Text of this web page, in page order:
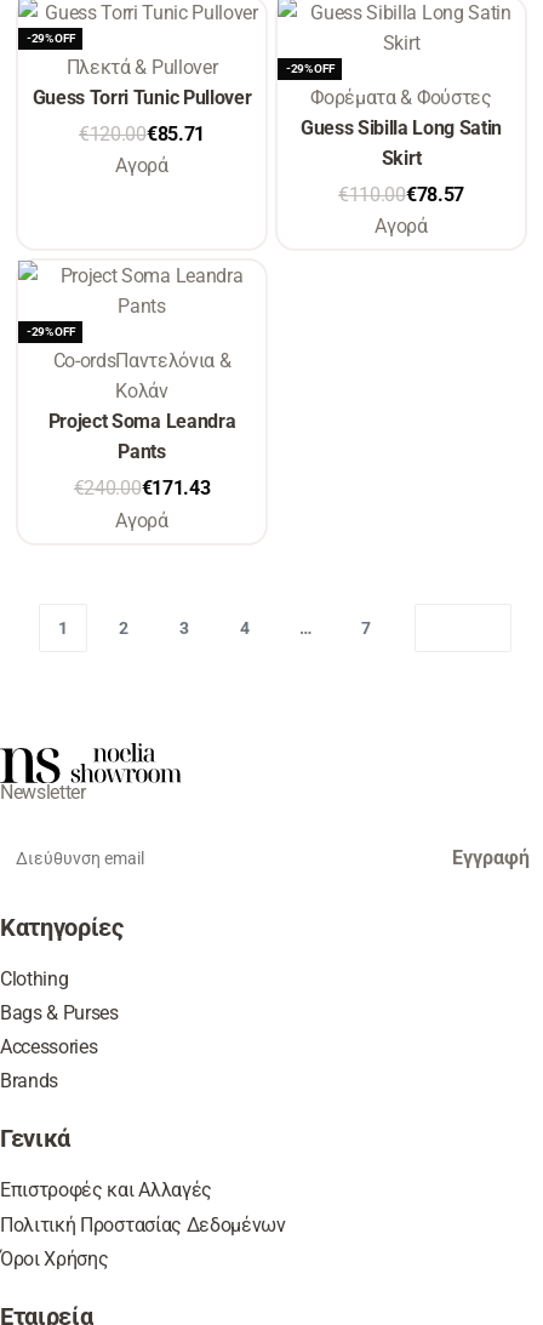
-29% OFF
Πλεκτά & Pullover
Guess Torri Tunic Pullover
€120.00€85.71
Αγορά
-29% OFF
Φορέματα & Φούστες
Guess Sibilla Long Satin
Skirt
€110.00€78.57
Αγορά
-29% OFF
Co-ordsΠαντελόνια &
Κολάν
Project Soma Leandra
Pants
€240.00€171.43
Αγορά
1 2 3 4 … 7
Newsletter
Εγγραφή
Κατηγορίες
Clothing
Bags & Purses
Accessories
Brands
Γενικά
Επιστροφές και Αλλαγές
Πολιτική Προστασίας Δεδομένων
Όροι Χρήσης
Εταιρεία